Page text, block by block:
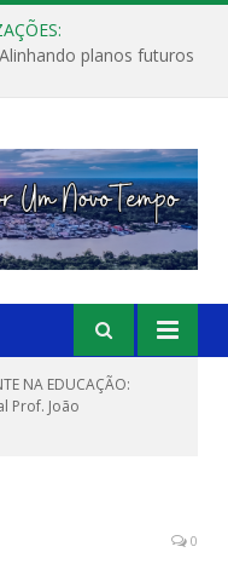
planos futuros
NA EDUCAÇÃO:
Prof. João
0